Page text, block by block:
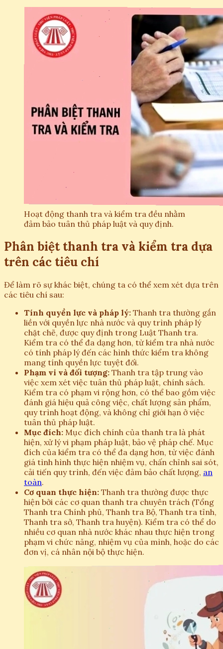
Hoạt động thanh tra và kiểm tra đều nhằm
đảm bảo tuân thủ pháp luật và quy định.
Phân biệt thanh tra và kiểm tra dựa
trên các tiêu chí
Để làm rõ sự khác biệt, chúng ta có thể xem xét dựa trên
các tiêu chí sau:
Tính quyền lực và pháp lý: Thanh tra thường gắn
liền với quyền lực nhà nước và quy trình pháp lý
chặt chẽ, được quy định trong Luật Thanh tra.
Kiểm tra có thể đa dạng hơn, từ kiểm tra nhà nước
có tính pháp lý đến các hình thức kiểm tra không
mang tính quyền lực tuyệt đối.
Phạm vi và đối tượng: Thanh tra tập trung vào
việc xem xét việc tuân thủ pháp luật, chính sách.
Kiểm tra có phạm vi rộng hơn, có thể bao gồm việc
đánh giá hiệu quả công việc, chất lượng sản phẩm,
quy trình hoạt động, và không chỉ giới hạn ở việc
tuân thủ pháp luật.
Mục đích: Mục đích chính của thanh tra là phát
hiện, xử lý vi phạm pháp luật, bảo vệ pháp chế. Mục
đích của kiểm tra có thể đa dạng hơn, từ việc đánh
giá tình hình thực hiện nhiệm vụ, chấn chỉnh sai sót,
cải tiến quy trình, đến việc đảm bảo chất lượng, an
toàn.
Cơ quan thực hiện: Thanh tra thường được thực
hiện bởi các cơ quan thanh tra chuyên trách (Tổng
Thanh tra Chính phủ, Thanh tra Bộ, Thanh tra tỉnh,
Thanh tra sở, Thanh tra huyện). Kiểm tra có thể do
nhiều cơ quan nhà nước khác nhau thực hiện trong
phạm vi chức năng, nhiệm vụ của mình, hoặc do các
đơn vị, cá nhân nội bộ thực hiện.